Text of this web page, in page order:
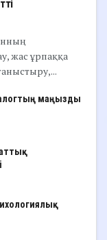
жас ұрпаққа
маңызды